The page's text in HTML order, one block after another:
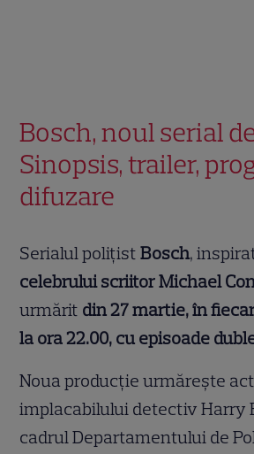
Bosch, noul serial
Sinopsis, trailer,
difuzare
Serialul polițistBosch,
celebrului scriitor Michael
urmărit din 27 martie, în
la ora 22.00, cu episoade
Noua producție urmărește
implacabilului detectiv Harry
cadrul Departamentului de